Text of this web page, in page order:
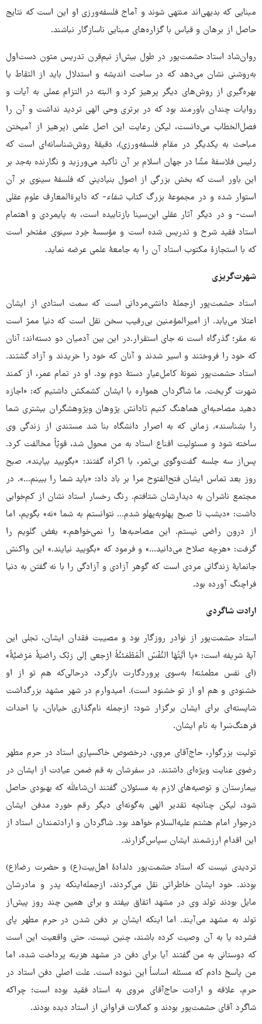
مبنایی که بدیهی‌اند منتهی شوند و آماج فلسفه‌ورزی او این است که نتایج
حاصل از برهان و قیاس با گزاره‌های مبنایی ناسازگار نباشند.
روان‌شاد استاد حشمت‌پور در طول بیش‌از نیم‌قرن تدریس متون دست‌اول
به‌روشنی نشان می‌دهد که در ساحت اندیشه و استدلال‌ باید از التقاط یا
بهره‌گیری از روش‌های دیگر پرهیز کرد و البته در التزام عملی به آیات و
روایات چندان باورمند بود که در برتری وحی الهی تردید نداشت و آن را
فصل‌الخطاب می‌دانست، لیکن رعایت این اصل علمی (پرهیز از آمیختن
مباحث به یکدیگر در مقام فلسفه‌ورزی)، دقیقۀ روش‌شناسانه‌ای است که
رئیس فلاسفۀ مشّا در جهان اسلام بر آن تأکید می‌ورزید و نگارنده به‌جد بر
این باور است که بخش بزرگی از اصول بنیادینی که فلسفۀ سینوی بر آن
استوار شده و در مجموعۀ بزرگ کتابشفاء- که دایرة‌المعارف علوم عقلی
است- و در دیگر آثار عقلی ابن‌سینا بازتابیده است، به پایمردی و اهتمام
استاد فقید شرح و تدریس شده است و مؤسسۀ خِرد سینوی مفتخر است
که با استجازۀ مکتوب استاد آن را به جامعۀ علمی عرضه نماید.
شهرت‌گریزی
استاد حشمت‌پور ازجملۀ دانشی‌مردانی است که سمت استادی از ایشان
اعتلا می‌یابد. از امیرالمؤمنین بی‌رقیب سخن نقل است که دنیا ممرّ است
نه مقر؛ گذرگاه است نه جای استقرار.در این بین آدمیان دو دسته‌اند: آنان
که خود را فروختند و اسیر شدند و آنان که خود را خریدند و آزاد گشتند.
استاد حشمت‌پور نمونۀ کامل‌عیارِ دستۀ دوم بود. او در تمام عمر، از کمند
شهرت گریخت. ما شاگردان همواره با ایشان کشمکش داشتیم که: «اجازه
دهید مصاحبه‌ای هماهنگ کنیم تادانش پژوهان وپژوهشگران بیشتری شما
را بشناسند». زمانی که به اصرار دانشگاه بنا شد مستندی از زندگی وی
ساخته شود و مسئولیت اقناع استاد به من محول شد، قویّاً مخالفت کرد.
پس‌از سه جلسه گفت‌وگوی بی‌ثمر، با اکراه گفتند: «بگویید بیایند». صبح
روز بعد تماس ایشان فتح‌الفتوح مرا بر باد داد: «باید شما را ببینم...». در
مجتمع ناشران به دیدارشان شتافتم. رنگ رخسار استاد نشان از کم‌خوابی
داشت: «دیشب تا صبح پهلوبه‌پهلو شدم... نتوانستم به شما «نه» بگویم، اما
از درون راضی نیستم. این مصاحبه‌ها را نمی‌خواهم.» بغض گلویم را
گرفت: «هرچه صلاح می‌دانید...» و فرمود که «بگویید نیایند.» این واکنش
جانمایۀ زندگانی مردی است که گوهر آزادی و آزادگی را با نه گفتن به دنیا
فراچنگ آورده بود.
ارادت شاگردی
استاد حشمت‌پور از نوادر روزگار بود و مصیبت فقدان ایشان، تجلی این
آیۀ‌ شریفه است: «یا اَیَّتُهَا النَّفْسُ الْمُطْمَئنَّۀُ ارْجعی إلی رَبّک راضیَۀً مَرْضیَّۀً»
(ای نفس مطمئنه! به‌سوی پروردگارت بازگرد، درحالی‌که هم تو از او
خشنودی و هم او از تو خشنود است). امیدوارم در شهر مشهد بزرگداشت
شایسته‌ای برای ایشان برگزار شود؛ ازجمله نام‌گذاری خیابان، یا احداث
فرهنگ‌سَرا به نام ایشان.
تولیت بزرگوار، حاج‌آقای مروی، درخصوص خاکسپاری استاد در حرم مطهر
رضوی عنایت ویژه‌ای داشتند. در سفرشان به قم ضمن عیادت از ایشان در
بیمارستان و توصیه‌های لازم به مسئولان گفتند ان‌‎شاءلله که بهبودی حاصل
شود، لیکن چنانچه تقدیر الهی به‌گونه‌ای دیگر رقم خورد مدفن ایشان
درجوار امام هشتم علیه‌السلام خواهد بود. شاگردان و ارادتمندان استاد از
این اقدام ارزشمند ایشان سپاس‌گزارند.
تردیدی نیست که استاد حشمت‌پور دلدادۀ اهل‌بیت(ع) و حضرت رضا(ع)
بودند. خود ایشان خاطراتی نقل می‌کردند، ازجمله‌اینکه پدر و مادرشان
مایل بودند تولد وی در مشهد اتفاق بیفتد و برای همین چند روز پیش‌از
تولد به مشهد می‌آیند. اما اینکه ایشان بر دفن شدن در حرم مطهر پای
فشرده یا به آن وصیت کرده باشند، چنین نیست. حتی واقعیت این است
که دوستانی به من گفتند آیا برای دفن در مشهد هزینه پرداخت شده، اما
من پاسخ دادم که مسئله اساساً این نبوده است. علت اصلی دفن استاد در
حرم، علاقه و ارادت حاج‌آقای مروی به استاد فقید بوده است؛ چراکه
شاگرد آقای حشمت‌پور بودند و کمالات فراوانی از استاد دیده بودند.